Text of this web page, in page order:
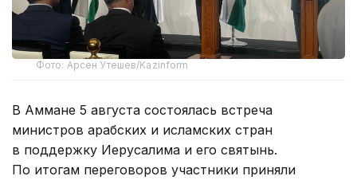
Фото: Арсен Утешев/Kazinform
В Аммане 5 августа состоялась встреча
министров арабских и исламских стран
в поддержку Иерусалима и его святынь.
По итогам переговоров участники приняли